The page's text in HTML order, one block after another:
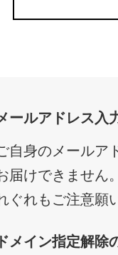
ールアドレス入
自身のメールア
届けできません。
ぐれもご注意願
メイン指定解除